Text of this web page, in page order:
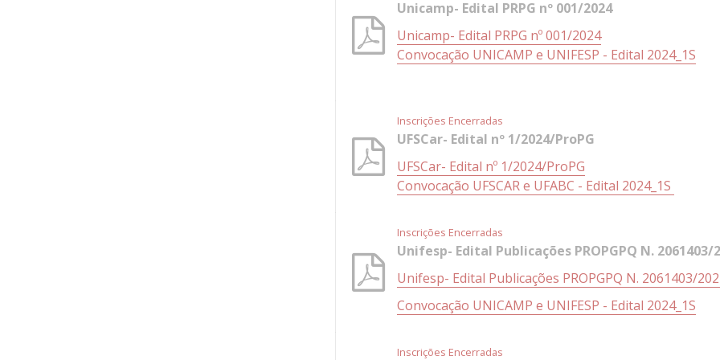
Unicamp- Edital PRPG nº 001/2024
Unicamp- Edital PRPG nº 001/2024
Convocação UNICAMP e UNIFESP - Edital 2024_1S
Inscrições Encerradas
UFSCar- Edital nº 1/2024/ProPG
UFSCar- Edital nº 1/2024/ProPG
Convocação UFSCAR e UFABC - Edital 2024_1S
Inscrições Encerradas
Unifesp- Edital Publicações PROPGPQ N. 2061403/
Unifesp- Edital Publicações PROPGPQ N. 2061403/
Convocação UNICAMP e UNIFESP - Edital 2024_1S
Inscrições Encerradas